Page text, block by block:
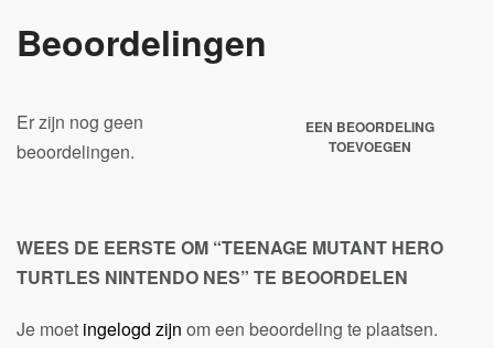
Beoordelingen
Er zijn nog geen
beoordelingen.
EEN BEOORDELING
TOEVOEGEN
WEES DE EERSTE OM “TEENAGE MUTANT HERO
TURTLES NINTENDO NES” TE BEOORDELEN
Je moet ingelogd zijn om een beoordeling te plaatsen.